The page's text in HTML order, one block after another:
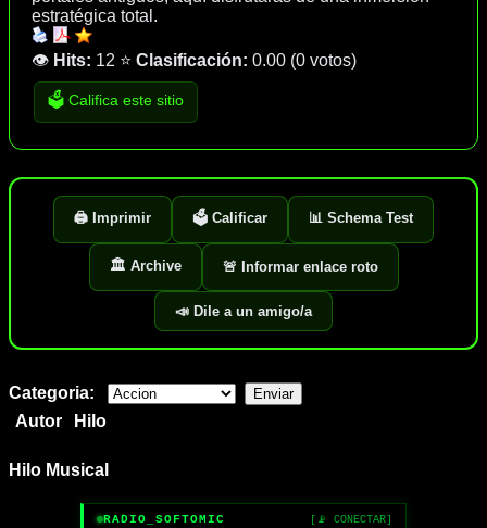
estratégica total.
👁️ Hits: 12 ⭐ Clasificación: 0.00 (0 votos)
🗳️ Califica este sitio
🖨️ Imprimir 🗳️ Calificar 📊 Schema Test
🏛️ Archive 🚨 Informar enlace roto
📣 Dile a un amigo/a
Categoria:
Autor
Hilo
Hilo Musical
RADIO_SOFTOMIC [📡 CONECTAR]